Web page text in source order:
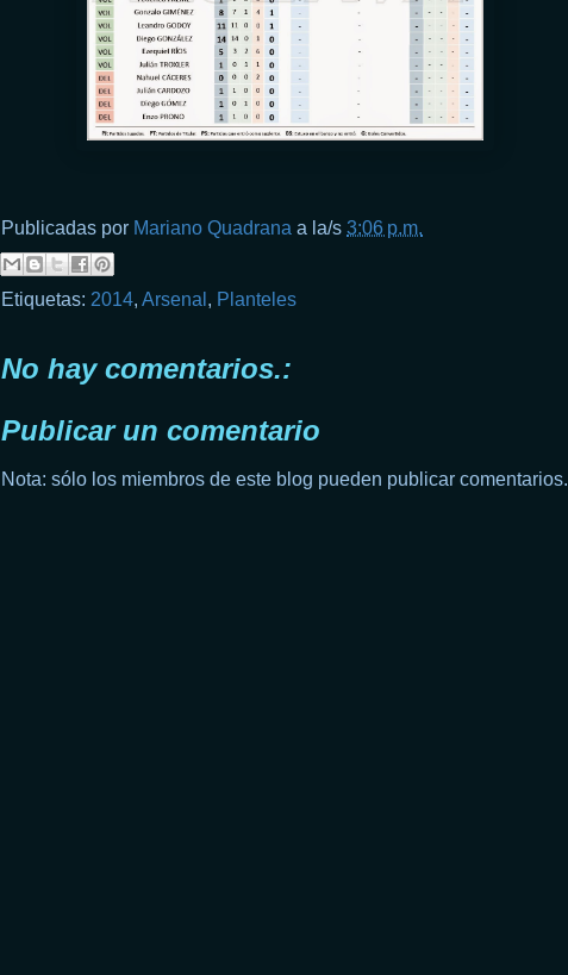
Publicadas por Mariano Quadrana a la/s 3:06 p.m.
Etiquetas: 2014, Arsenal , Planteles
No hay comentarios.:
Publicar un comentario
Nota: sólo los miembros de este blog pueden publicar comentarios.